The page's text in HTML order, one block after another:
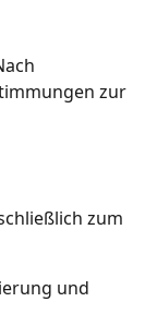
zur
zum
und